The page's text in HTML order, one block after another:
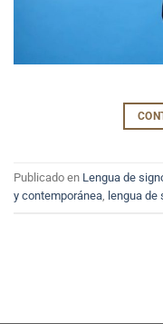
Publicado en Lengua de
y contemporánea, lengua de